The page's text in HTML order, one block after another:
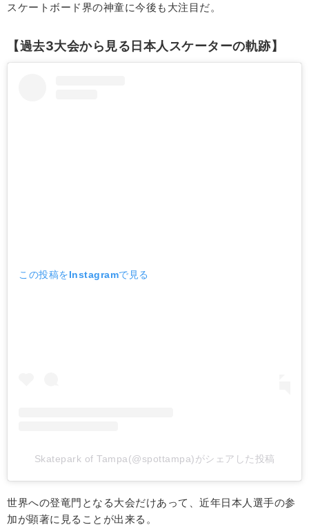
スケートボード界の神童に今後も大注目だ。
【過去3大会から見る日本人スケーターの軌跡】
この投稿をInstagramで見る
Skatepark of Tampa(@spottampa)がシェアした投稿
世界への登竜門となる大会だけあって、近年日本人選手の参
加が顕著に見ることが出来る。